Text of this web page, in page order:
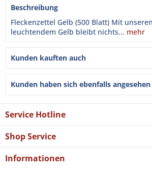
Beschreibung
Fleckenzettel Gelb (500 Blatt) Mit
leuchtendem Gelb bleibt nichts... mehr
Kunden kauften auch
Kunden haben sich ebenfalls angesehen
Service Hotline
Shop Service
Informationen